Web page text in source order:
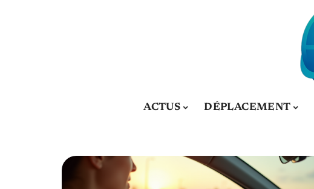
ACTUS DÉPLACEMENT